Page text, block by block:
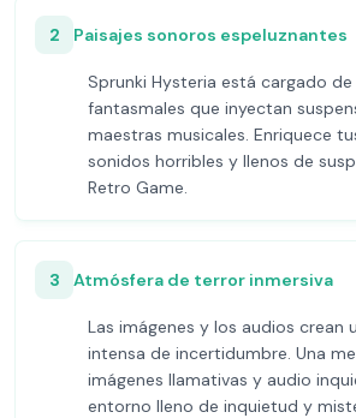
2 Paisajes sonoros espeluznantes
Sprunki Hysteria está cargado
fantasmales que inyectan
maestras musicales. Enriquece
sonidos horribles y llenos de
Retro Game.
3 Atmósfera de terror inmersiva
Las imágenes y los audios crean
intensa de incertidumbre. Una
imágenes llamativas y audio
entorno lleno de inquietud y